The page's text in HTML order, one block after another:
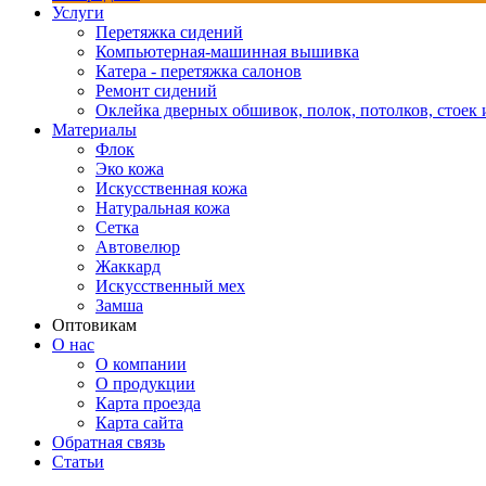
Услуги
Перетяжка сидений
Компьютерная-машинная вышивка
Катера - перетяжка салонов
Ремонт сидений
Оклейка дверных обшивок, полок, потолков, стоек
Материалы
Флок
Эко кожа
Искусственная кожа
Натуральная кожа
Сетка
Автовелюр
Жаккард
Искусственный мех
Замша
Оптовикам
О нас
О компании
О продукции
Карта проезда
Карта сайта
Обратная связь
Статьи